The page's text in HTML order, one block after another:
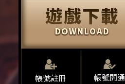
帳號註冊 帳號開通